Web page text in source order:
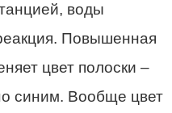
воды
Повышенная
цвет полоски –
синим. Вообще цвет